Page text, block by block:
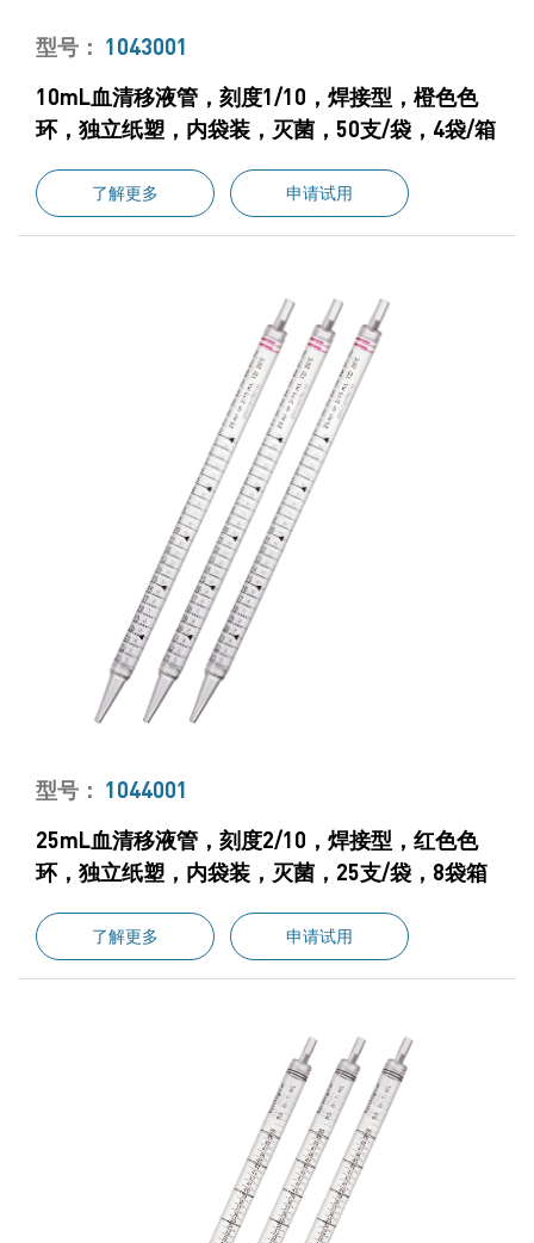
型号： 1043001
10mL血清移液管，刻度1/10，焊接型，橙色色
环，独立纸塑，内袋装，灭菌，50支/袋，4袋/箱
了解更多 申请试用
型号： 1044001
25mL血清移液管，刻度2/10，焊接型，红色色
环，独立纸塑，内袋装，灭菌，25支/袋，8袋箱
了解更多 申请试用